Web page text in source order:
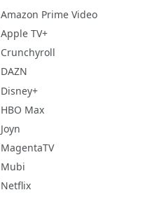
Amazon Prime Video
Apple TV+
Crunchyroll
DAZN
Disney+
HBO Max
Joyn
MagentaTV
Mubi
Netflix